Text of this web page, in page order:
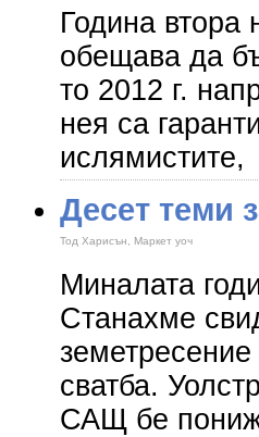
Година втора
обещава да
то 2012 г.
нея са
ислямистите,
Десет теми
Тод Харисън, Маркет уоч
Миналата
Станахме
сватба.
САЩ бе